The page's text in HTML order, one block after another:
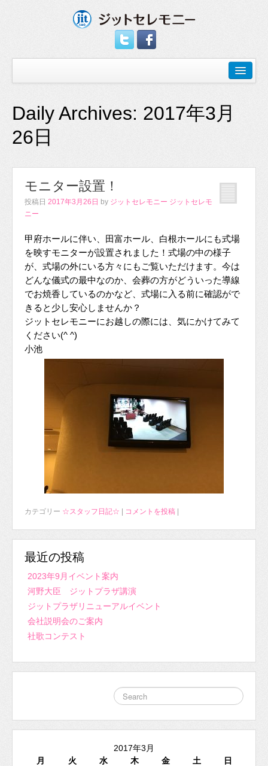
Daily Archives: 2017年3月
26日
モニター設置！
投稿日 2017年3月26日 by ジットセレモニー ジットセレモ
ニー
甲府ホールに伴い、田富ホール、白根ホールにも式場
を映すモニターが設置されました！式場の中の様子
が、式場の外にいる方々にもご覧いただけます。今は
どんな儀式の最中なのか、会葬の方がどういった導線
でお焼香しているのかなど、式場に入る前に確認がで
きると少し安心しませんか？
ジットセレモニーにお越しの際には、気にかけてみて
ください(^ ^)
小池
カテゴリー ☆スタッフ日記☆ コメントを投稿
最近の投稿
2023年9月イベント案内
河野大臣 ジットプラザ講演
ジットプラザリニューアルイベント
会社説明会のご案内
社歌コンテスト
2017年3月
月
火 水 木 金 土
日